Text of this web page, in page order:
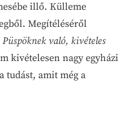
illő. Külleme
Megítéléséről
való, kivételes
kivételesen nagy egyházi
tudást, amit még a